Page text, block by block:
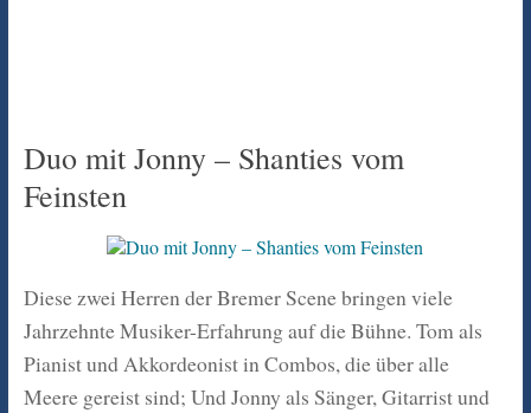
Duo mit Jonny – Shanties vom
Feinsten
Diese zwei Herren der Bremer Scene bringen viele
Jahrzehnte Musiker-Erfahrung auf die Bühne. Tom als
Pianist und Akkordeonist in Combos, die über alle
Meere gereist sind; Und Jonny als Sänger, Gitarrist und